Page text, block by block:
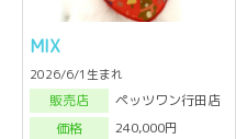
MIX
2026/6/1生まれ
販売店
ペッツワン行田店
価格
240,000円